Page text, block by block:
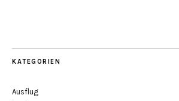
KATEGORIEN
Ausflug